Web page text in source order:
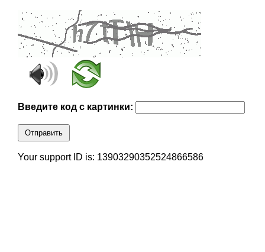
Введите код с картинки:
Отправить
Your support ID is: 13903290352524866586